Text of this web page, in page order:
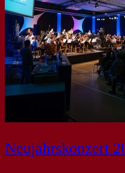
Neujahrskonzert